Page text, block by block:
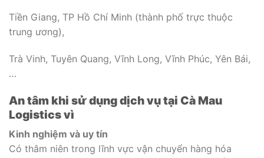
Tiền Giang, TP Hồ Chí Minh (thành phố trực thuộc
trung ương),
Trà Vinh, Tuyên Quang, Vĩnh Long, Vĩnh Phúc, Yên Bái,
…
An tâm khi sử dụng dịch vụ tại Cà Mau
Logistics vì
Kinh nghiệm và uy tín
Có thâm niên trong lĩnh vực vận chuyển hàng hóa